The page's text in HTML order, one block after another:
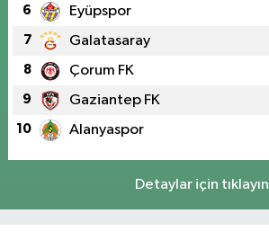
6 Eyüpspor
7 Galatasaray
8 Çorum FK
9 Gaziantep FK
10 Alanyaspor
Detaylar için tıklayın